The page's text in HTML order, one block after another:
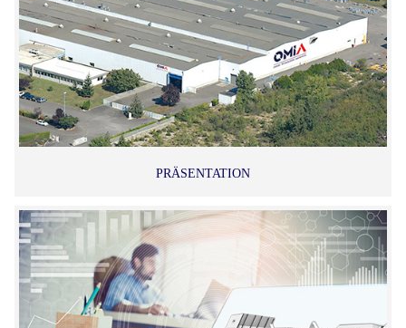
PRÄSENTATION